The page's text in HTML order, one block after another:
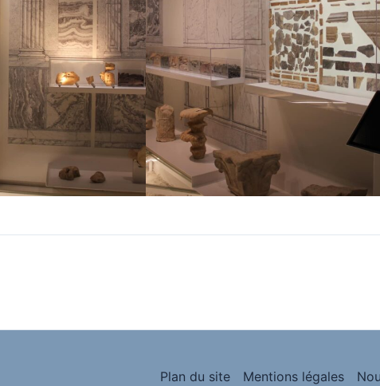
Plan du site Mentions légales